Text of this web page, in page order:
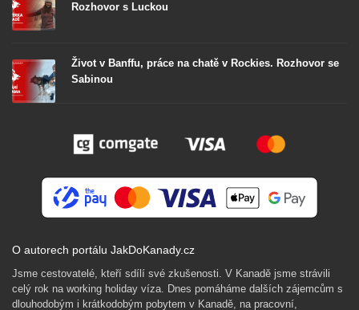
Rozhovor s Luckou
Život v Banffu, práce na chatě v Rockies. Rozhovor se
Sabinou
O autorech portálu JakDoKanady.cz
Jsme cestovatelé, kteří sdílí své zkušenosti. V Kanadě jsme strávili
celý rok na working holiday víza. Dnes pomáháme dalších zájemcům s
dlouhodobým i krátkodobým pobytem v Kanadě, na pracovní,